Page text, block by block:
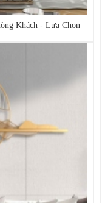
Khách - Lựa Chọn